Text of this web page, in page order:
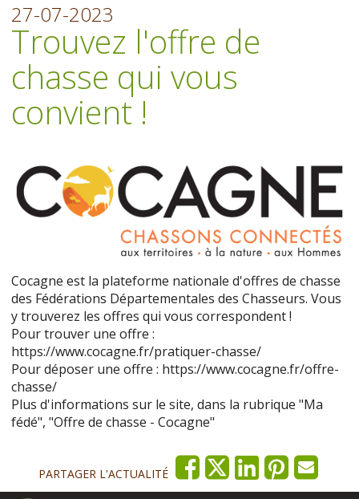
27-07-2023
Trouvez l'offre de
chasse qui vous
convient !
Cocagne est la plateforme nationale d'offres de chasse
des Fédérations Départementales des Chasseurs. Vous
y trouverez les offres qui vous correspondent !
Pour trouver une offre :
https://www.cocagne.fr/pratiquer-chasse/
Pour déposer une offre : https://www.cocagne.fr/offre-
chasse/
Plus d'informations sur le site, dans la rubrique "Ma
fédé", "Offre de chasse - Cocagne"
PARTAGER L'ACTUALITÉ